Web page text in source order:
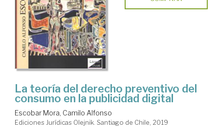
La teoría del derecho preventivo del
consumo en la publicidad digital
Escobar Mora, Camilo Alfonso
Ediciones Jurídicas Olejnik. Santiago de Chile, 2019